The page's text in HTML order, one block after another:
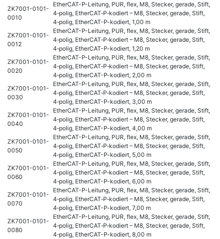
ZK7001-0101-
0010
EtherCAT-P-Leitung, PUR, flex, M8, Stecker, gerade, Stift,
4‑polig, EtherCAT‑P‑kodiert – M8, Stecker, gerade, Stift,
4‑polig, EtherCAT-P-kodiert, 1,00 m
ZK7001-0101-
0012
EtherCAT-P-Leitung, PUR, flex, M8, Stecker, gerade, Stift,
4‑polig, EtherCAT‑P‑kodiert – M8, Stecker, gerade, Stift,
4‑polig, EtherCAT-P-kodiert, 1,20 m
ZK7001-0101-
0020
EtherCAT-P-Leitung, PUR, flex, M8, Stecker, gerade, Stift,
4‑polig, EtherCAT‑P‑kodiert – M8, Stecker, gerade, Stift,
4‑polig, EtherCAT-P-kodiert, 2,00 m
ZK7001-0101-
0030
EtherCAT-P-Leitung, PUR, flex, M8, Stecker, gerade, Stift,
4‑polig, EtherCAT‑P‑kodiert – M8, Stecker, gerade, Stift,
4‑polig, EtherCAT-P-kodiert, 3,00 m
ZK7001-0101-
0040
EtherCAT-P-Leitung, PUR, flex, M8, Stecker, gerade, Stift,
4‑polig, EtherCAT‑P‑kodiert – M8, Stecker, gerade, Stift,
4‑polig, EtherCAT-P-kodiert, 4,00 m
ZK7001-0101-
0050
EtherCAT-P-Leitung, PUR, flex, M8, Stecker, gerade, Stift,
4‑polig, EtherCAT‑P‑kodiert – M8, Stecker, gerade, Stift,
4‑polig, EtherCAT-P-kodiert, 5,00 m
ZK7001-0101-
0060
EtherCAT-P-Leitung, PUR, flex, M8, Stecker, gerade, Stift,
4‑polig, EtherCAT‑P‑kodiert – M8, Stecker, gerade, Stift,
4‑polig, EtherCAT-P-kodiert, 6,00 m
ZK7001-0101-
0070
EtherCAT-P-Leitung, PUR, flex, M8, Stecker, gerade, Stift,
4‑polig, EtherCAT‑P‑kodiert – M8, Stecker, gerade, Stift,
4‑polig, EtherCAT-P-kodiert, 7,00 m
ZK7001-0101-
0080
EtherCAT-P-Leitung, PUR, flex, M8, Stecker, gerade, Stift,
4‑polig, EtherCAT‑P‑kodiert – M8, Stecker, gerade, Stift,
4‑polig, EtherCAT-P-kodiert, 8,00 m